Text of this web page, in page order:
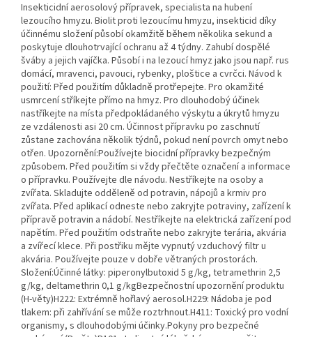
Insekticidní aerosolový přípravek, specialista na hubení
lezoucího hmyzu. Biolit proti lezoucímu hmyzu, insekticid díky
účinnému složení působí okamžitě během několika sekund a
poskytuje dlouhotrvající ochranu až 4 týdny. Zahubí dospělé
šváby a jejich vajíčka. Působí i na lezoucí hmyz jako jsou např. rus
domácí, mravenci, pavouci, rybenky, ploštice a cvrčci. Návod k
použití: Před použitím důkladně protřepejte. Pro okamžité
usmrcení stříkejte přímo na hmyz. Pro dlouhodobý účinek
nastříkejte na místa předpokládaného výskytu a úkrytů hmyzu
ze vzdálenosti asi 20 cm. Účinnost přípravku po zaschnutí
zůstane zachována několik týdnů, pokud není povrch omyt nebo
otřen. Upozornění:Používejte biocidní přípravky bezpečným
způsobem. Před použitím si vždy přečtěte označení a informace
o přípravku. Používejte dle návodu. Nestříkejte na osoby a
zvířata. Skladujte odděleně od potravin, nápojů a krmiv pro
zvířata. Před aplikací odneste nebo zakryjte potraviny, zařízení k
přípravě potravin a nádobí. Nestříkejte na elektrická zařízení pod
napětím. Před použitím odstraňte nebo zakryjte terária, akvária
a zvířecí klece. Při postřiku mějte vypnutý vzduchový filtr u
akvária. Používejte pouze v dobře větraných prostorách.
Složení:Účinné látky: piperonylbutoxid 5 g/kg, tetramethrin 2,5
g/kg, deltamethrin 0,1 g/kgBezpečnostní upozornění produktu
(H-věty)H222: Extrémně hořlavý aerosol.H229: Nádoba je pod
tlakem: při zahřívání se může roztrhnout.H411: Toxický pro vodní
organismy, s dlouhodobými účinky.Pokyny pro bezpečné